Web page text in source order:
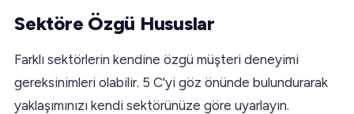
Sektöre Özgü Hususlar
Farklı sektörlerin kendine özgü müşteri deneyimi
gereksinimleri olabilir. 5 C'yi göz önünde bulundurarak
yaklaşımınızı kendi sektörünüze göre uyarlayın.